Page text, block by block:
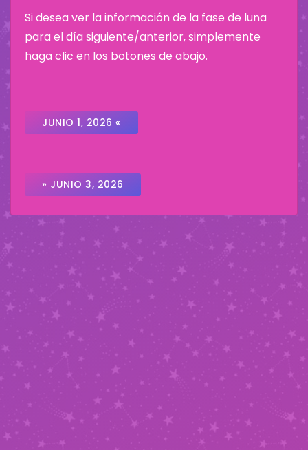
Si desea ver la información de la fase de luna
para el día siguiente/anterior, simplemente
haga clic en los botones de abajo.
JUNIO 1, 2026 «
» JUNIO 3, 2026